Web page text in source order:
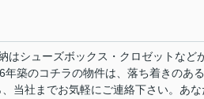
はシューズボックス・クロゼットなど
築のコチラの物件は、落ち着きのあ
当社までお気軽にご連絡下さい。あな